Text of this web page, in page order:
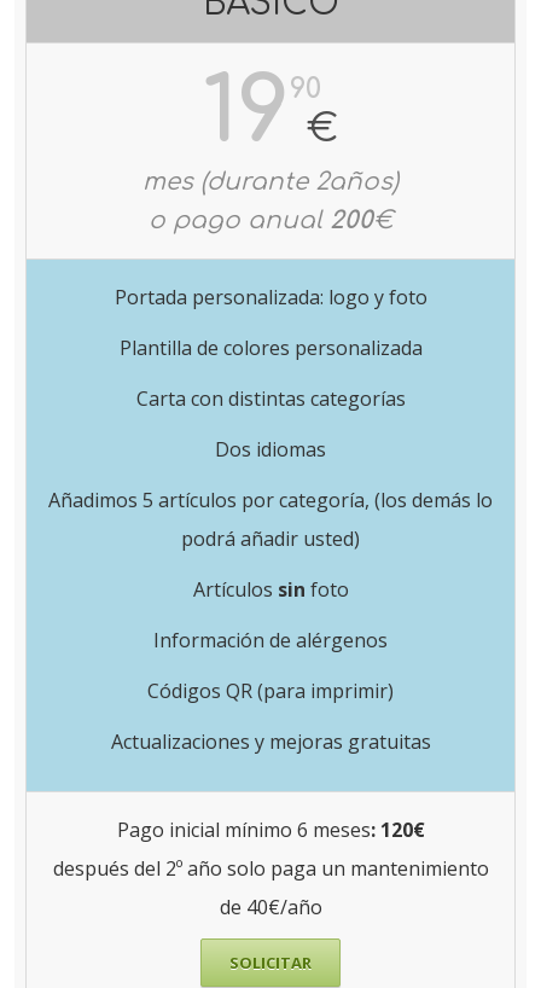
19 90
€
mes (durante 2años)
o pago anual 200€
Portada personalizada: logo y foto
Plantilla de colores personalizada
Carta con distintas categorías
Dos idiomas
Añadimos 5 artículos por categoría, (los demás lo
podrá añadir usted)
Artículos sin foto
Información de alérgenos
Códigos QR (para imprimir)
Actualizaciones y mejoras gratuitas
Pago inicial mínimo 6 meses:120€
después del 2º año solo paga un mantenimiento
de 40€/año
SOLICITAR